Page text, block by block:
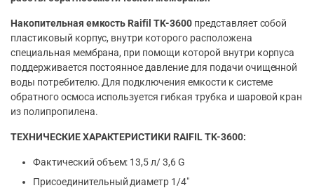
Накопительная емкость Raifil TK-3600представляет собой
пластиковый корпус, внутри которого расположена
специальная мембрана, при помощи которой внутри корпуса
поддерживается постоянное давление для подачи очищенной
воды потребителю. Для подключения емкости к системе
обратного осмоса используется гибкая трубка и шаровой кран
из полипропилена.
ТЕХНИЧЕСКИЕ ХАРАКТЕРИСТИКИ RAIFIL TK-3600:
Фактический объем: 13,5 л/ 3,6 G
Присоединительный диаметр 1/4″